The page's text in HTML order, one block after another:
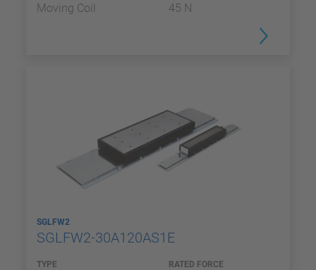
Moving Coil 45 N
SGLFW2
SGLFW2-30A120AS1E
TYPE RATED FORCE